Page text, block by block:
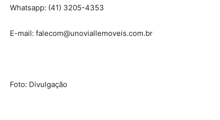
Whatsapp: (41) 3205-4353
E-mail: falecom@unoviallemoveis.com.br
Foto: Divulgação